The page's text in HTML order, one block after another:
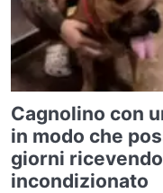
Cagnolino con
in modo che
giorni
incondizionato